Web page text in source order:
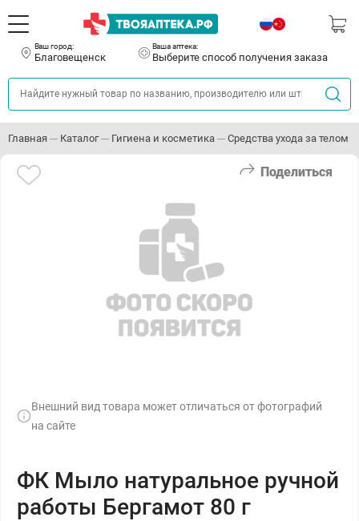
Ваш город:
Благовещенск
Ваша аптека:
Выберите способ получения заказа
Главная Каталог Гигиена и косметика Средства ухода за телом
Поделиться
Внешний вид товара может отличаться от фотографий
на сайте
ФК Мыло натуральное ручной
работы Бергамот 80 г